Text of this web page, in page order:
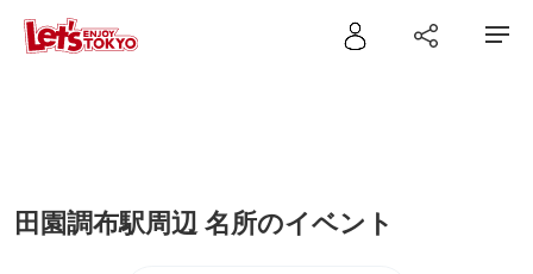
田園調布駅周辺 名所のイベント